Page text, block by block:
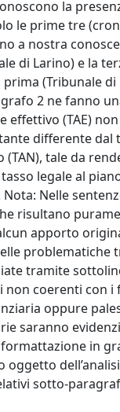
la
le prime tre
a nostra
di Larino) e la
(Tribunale di
2 ne fanno
effettivo (TAE)
differente dal
tale da
legale al
Nelle
risultano
apporto
problematiche
tramite
non coerenti con i
oppure
saranno
in
oggetto
sotto-